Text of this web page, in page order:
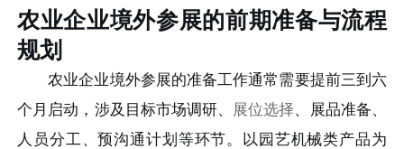
农业企业境外参展的前期准备与流程
规划
农业企业境外参展的准备工作通常需要提前三到六
个月启动，涉及目标市场调研、 展位选择、展品准备、
人员分工、预沟通计划等环节。以园艺机械类产品为